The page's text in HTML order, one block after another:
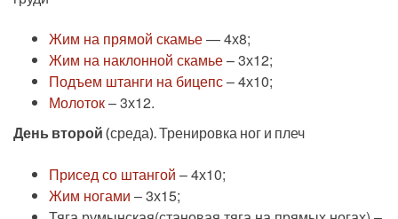
Жим на прямой скамье— 4х8;
Жим на наклонной скамье– 3х12;
Подъем штанги на бицепс– 4х10;
Молоток– 3х12.
День второй (среда). Тренировка ног и плеч
Присед со штангой – 4х10;
Жим ногами – 3х15;